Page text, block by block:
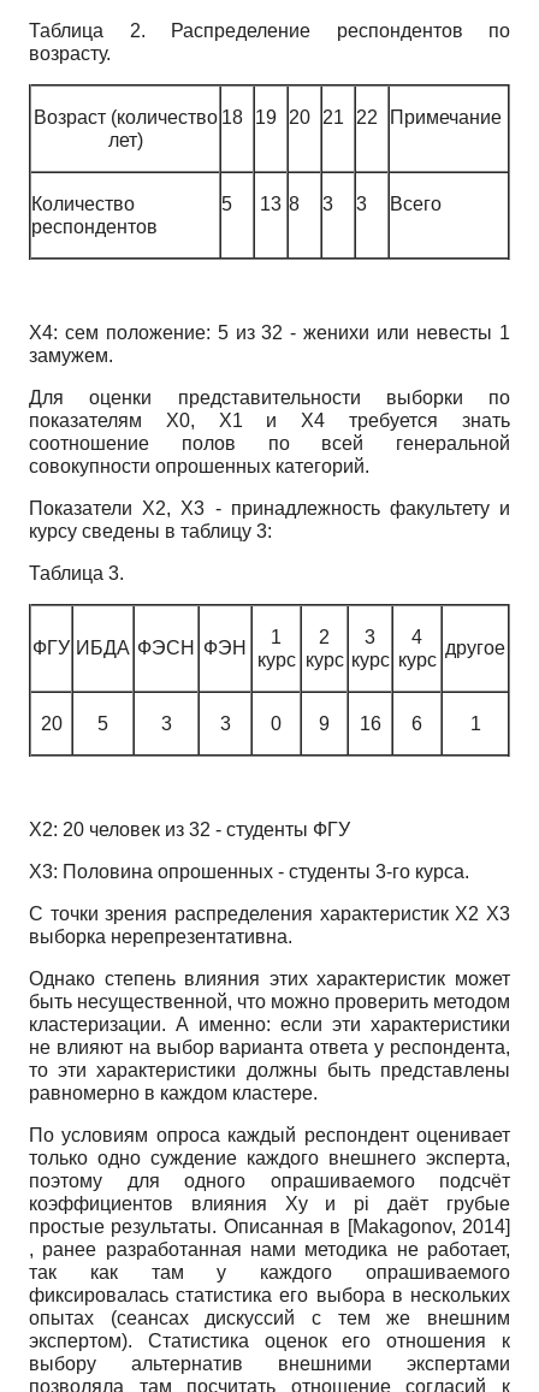
Таблица 2. Распределение респондентов по
возрасту.
Возраст (количество
лет)
18 19 20 21 22 Примечание
Количество
респондентов
5 13 8 3 3 Всего
Х4: сем положение: 5 из 32 - женихи или невесты 1
замужем.
Для оценки представительности выборки по
показателям Х0, Х1 и Х4 требуется знать
соотношение полов по всей генеральной
совокупности опрошенных категорий.
Показатели Х2, Х3 - принадлежность факультету и
курсу сведены в таблицу 3:
Таблица 3.
ФГУ ИБДА ФЭСН ФЭН
1
курс
2
курс
3
курс
4
курс
другое
20 5 3 3 0 9 16 6 1
Х2: 20 человек из 32 - студенты ФГУ
Х3: Половина опрошенных - студенты 3-го курса.
С точки зрения распределения характеристик Х2 Х3
выборка нерепрезентативна.
Однако степень влияния этих характеристик может
быть несущественной, что можно проверить методом
кластеризации. А именно: если эти характеристики
не влияют на выбор варианта ответа у респондента,
то эти характеристики должны быть представлены
равномерно в каждом кластере.
По условиям опроса каждый респондент оценивает
только одно суждение каждого внешнего эксперта,
поэтому для одного опрашиваемого подсчёт
коэффициентов влияния Ху и pi даёт грубые
простые результаты. Описанная в [Makagonov, 2014]
, ранее разработанная нами методика не работает,
так как там у каждого опрашиваемого
фиксировалась статистика его выбора в нескольких
опытах (сеансах дискуссий с тем же внешним
экспертом). Статистика оценок его отношения к
выбору альтернатив внешними экспертами
позволяла там посчитать отношение согласий к